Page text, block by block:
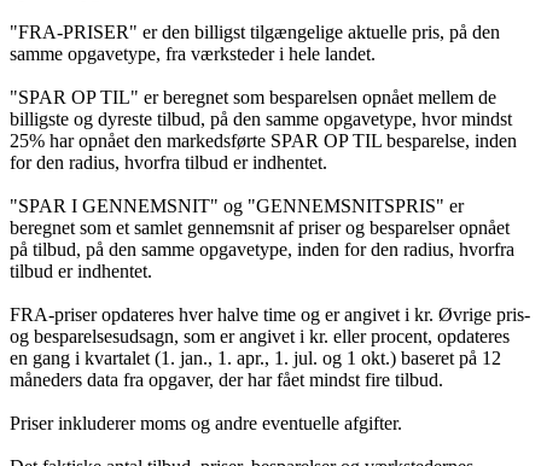
"FRA-PRISER" er den billigst tilgængelige aktuelle pris, på den
samme opgavetype, fra værksteder i hele landet.
"SPAR OP TIL" er beregnet som besparelsen opnået mellem de
billigste og dyreste tilbud, på den samme opgavetype, hvor mindst
25% har opnået den markedsførte SPAR OP TIL besparelse, inden
for den radius, hvorfra tilbud er indhentet.
"SPAR I GENNEMSNIT" og "GENNEMSNITSPRIS" er
beregnet som et samlet gennemsnit af priser og besparelser opnået
på tilbud, på den samme opgavetype, inden for den radius, hvorfra
tilbud er indhentet.
FRA-priser opdateres hver halve time og er angivet i kr. Øvrige pris-
og besparelsesudsagn, som er angivet i kr. eller procent, opdateres
en gang i kvartalet (1. jan., 1. apr., 1. jul. og 1 okt.) baseret på 12
måneders data fra opgaver, der har fået mindst fire tilbud.
Priser inkluderer moms og andre eventuelle afgifter.